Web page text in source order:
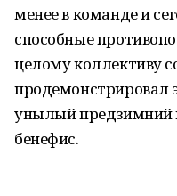
менее в команде и
способные
целому коллективу
продемонстрировал
унылый предзимний
бенефис.